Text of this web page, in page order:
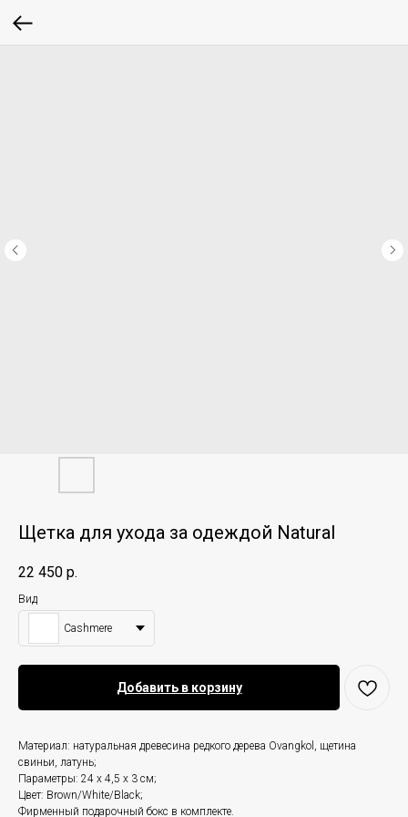
Щетка для ухода за одеждой Natural
22 450 р.
Вид
Cashmere
Добавить в корзину
Материал: натуральная древесина редкого дерева Ovangkol, щетина
свиньи, латунь;
Параметры: 24 x 4,5 x 3 см;
Цвет: Brown/White/Black;
Фирменный подарочный бокс в комплекте.